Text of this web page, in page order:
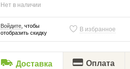
Нет в наличии
Войдите, чтобы
отобразить скидку
В избранное
Доставка Оплата